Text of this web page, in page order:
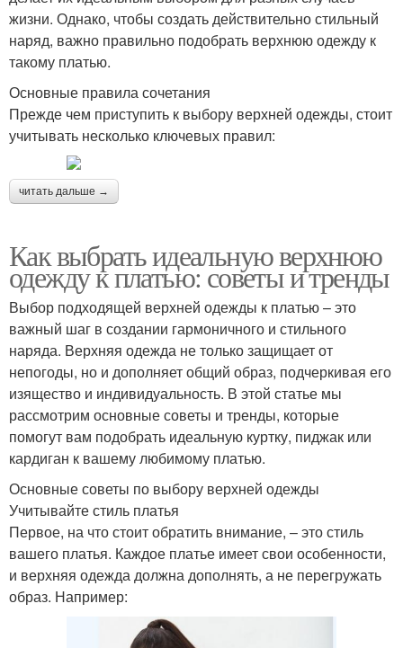
жизни. Однако, чтобы создать действительно стильный
наряд, важно правильно подобрать верхнюю одежду к
такому платью.
Основные правила сочетания
Прежде чем приступить к выбору верхней одежды, стоит
учитывать несколько ключевых правил:
читать дальше →
Как выбрать идеальную верхнюю
одежду к платью: советы и тренды
Выбор подходящей верхней одежды к платью – это
важный шаг в создании гармоничного и стильного
наряда. Верхняя одежда не только защищает от
непогоды, но и дополняет общий образ, подчеркивая его
изящество и индивидуальность. В этой статье мы
рассмотрим основные советы и тренды, которые
помогут вам подобрать идеальную куртку, пиджак или
кардиган к вашему любимому платью.
Основные советы по выбору верхней одежды
Учитывайте стиль платья
Первое, на что стоит обратить внимание, – это стиль
вашего платья. Каждое платье имеет свои особенности,
и верхняя одежда должна дополнять, а не перегружать
образ. Например: